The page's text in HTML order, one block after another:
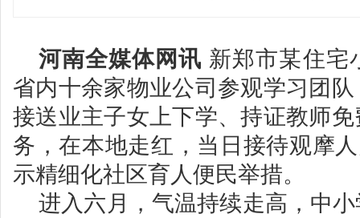
河南全媒体网讯 新郑市某住宅
省内十余家物业公司参观学习团
接送业主子女上下学、持证教师
务，在本地走红，当日接待观摩
示精细化社区育人便民举措。
进入六月，气温持续走高，中